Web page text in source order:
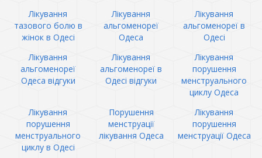
Лікування
тазового болю в
жінок в Одесі
Лікування
альгоменореї
Одеса
Лікування
альгоменореї в
Одесі
Лікування
альгоменореї
Одеса відгуки
Лікування
альгоменореї в
Одесі відгуки
Лікування
порушення
менструального
циклу Одеса
Лікування
порушення
менструального
циклу в Одесі
Порушення
менструації
лікування Одеса
Лікування
порушення
менструації Одеса